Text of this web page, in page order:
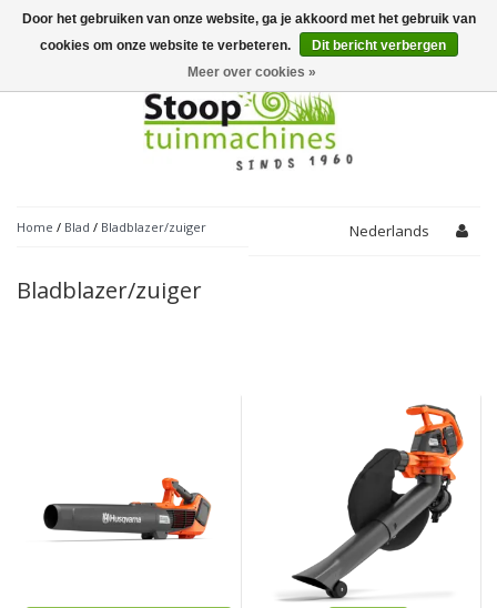
Toggle
navigation
Home / Blad / Bladblazer/zuiger Nederlands
Bladblazer/zuiger
Door het gebruiken van onze website, ga je akkoord met het gebruik van
cookies om onze website te verbeteren.
Dit bericht verbergen
Meer over cookies »